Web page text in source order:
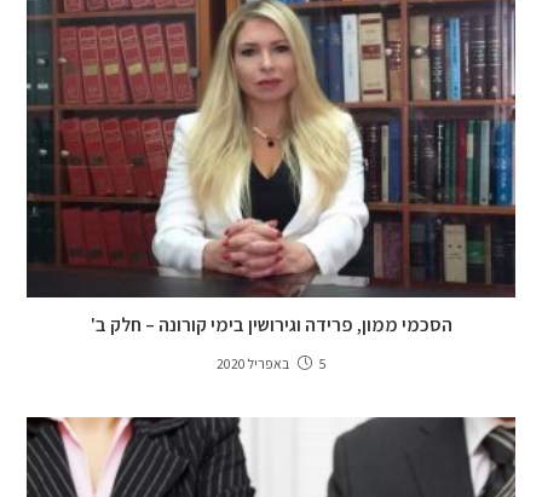
הסכמי ממון, פרידה וגירושין בימי קורונה – חלק ב'
5 באפריל 2020